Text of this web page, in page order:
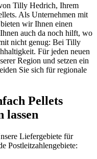
Tilly Hedrich, Ihrem
Als Unternehmen mit
wir Ihnen einen
auch da noch hilft, wo
nicht genug: Bei Tilly
Für jeden neuen
Region und setzen ein
Sie sich für regionale
Pellets
lassen
Liefergebiete für
Postleitzahlengebiete: